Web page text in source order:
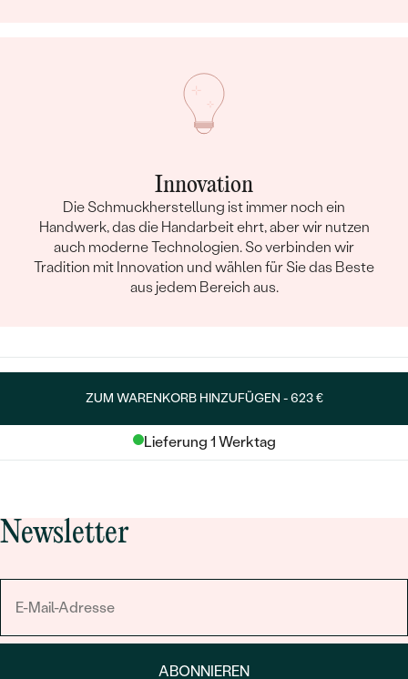
Innovation
Die Schmuckherstellung ist immer noch ein
Handwerk, das die Handarbeit ehrt, aber wir nutzen
auch moderne Technologien. So verbinden wir
Tradition mit Innovation und wählen für Sie das Beste
aus jedem Bereich aus.
ZUM WARENKORB HINZUFÜGEN -623 €
Lieferung 1 Werktag
Newsletter
ABONNIEREN